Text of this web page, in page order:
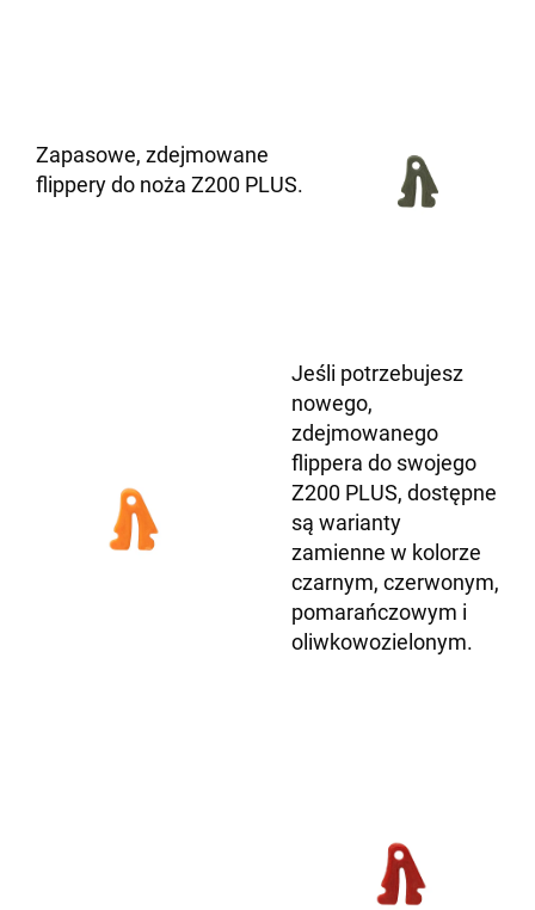
Zapasowe, zdejmowane
flippery do noża Z200 PLUS.
Jeśli potrzebujesz
nowego,
zdejmowanego
flippera do swojego
Z200 PLUS, dostępne
są warianty
zamienne w kolorze
czarnym, czerwonym,
pomarańczowym i
oliwkowozielonym.